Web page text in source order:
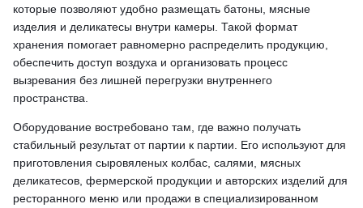
которые позволяют удобно размещать батоны, мясные
изделия и деликатесы внутри камеры. Такой формат
хранения помогает равномерно распределить продукцию,
обеспечить доступ воздуха и организовать процесс
вызревания без лишней перегрузки внутреннего
пространства.
Оборудование востребовано там, где важно получать
стабильный результат от партии к партии. Его используют для
приготовления сыровяленых колбас, салями, мясных
деликатесов, фермерской продукции и авторских изделий для
ресторанного меню или продажи в специализированном